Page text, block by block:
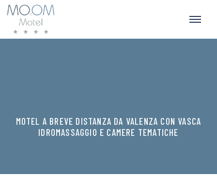
MOTEL A BREVE DISTANZA DA VALENZA CON VASCA
IDROMASSAGGIO E CAMERE TEMATICHE